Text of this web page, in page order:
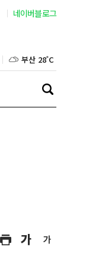
네이버블로그
대구 27˚C
인천 27˚C
제주 29˚C